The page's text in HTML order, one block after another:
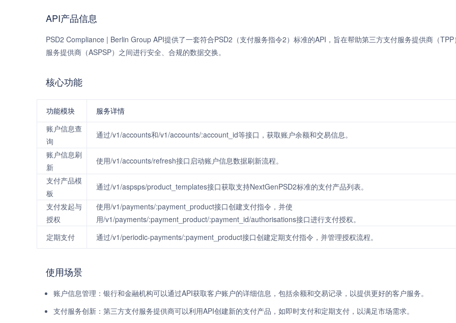
API产品信息
PSD2 Compliance | Berlin Group API提供了一套符合PSD2（支付服务指令2）标准的API，旨在帮助第三方支付服务提供商（TPP
服务提供商（ASPSP）之间进行安全、合规的数据交换。
核心功能
功能模块
服务详情
账户信息查
询
通过/v1/accounts和/v1/accounts/:account_id等接口，获取账户余额和交易信息。
账户信息刷
新
使用/v1/accounts/refresh接口启动账户信息数据刷新流程。
支付产品模
板
通过/v1/aspsps/product_templates接口获取支持NextGenPSD2标准的支付产品列表。
支付发起与
授权
使用/v1/payments/:payment_product接口创建支付指令，并使
用/v1/payments/:payment_product/:payment_id/authorisations接口进行支付授权。
定期支付
通过/v1/periodic-payments/:payment_product接口创建定期支付指令，并管理授权流程。
使用场景
账户信息管理：银行和金融机构可以通过API获取客户账户的详细信息，包括余额和交易记录，以提供更好的客户服务。
支付服务创新：第三方支付服务提供商可以利用API创建新的支付产品，如即时支付和定期支付，以满足市场需求。